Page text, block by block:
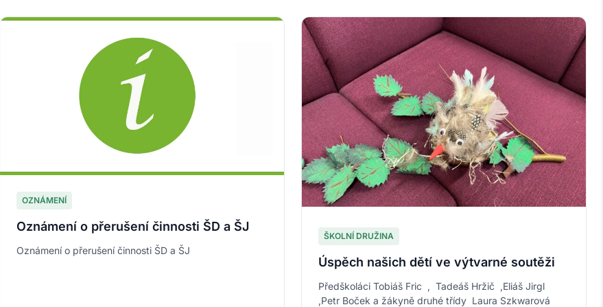
OZNÁMENÍ
Oznámení o přerušení činnosti ŠD a ŠJ
Oznámení o přerušení činnosti ŠD a ŠJ
ŠKOLNÍ DRUŽINA
Úspěch našich dětí ve výtvarné soutěži
Předškoláci Tobiáš Fric , Tadeáš Hržič ,Eliáš Jirgl
,Petr Boček a žákyně druhé třídy Laura Szkwarová